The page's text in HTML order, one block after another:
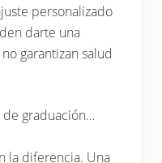
personalizado
darte una
garantizan salud
graduación…
la diferencia. Una